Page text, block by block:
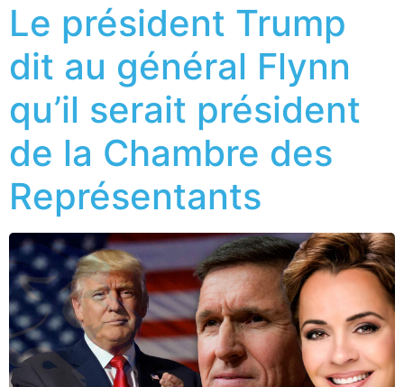
Le président Trump
dit au général Flynn
qu’il serait président
de la Chambre des
Représentants